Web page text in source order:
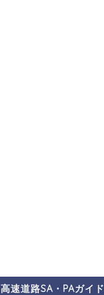
高速道路SA・PAガイド